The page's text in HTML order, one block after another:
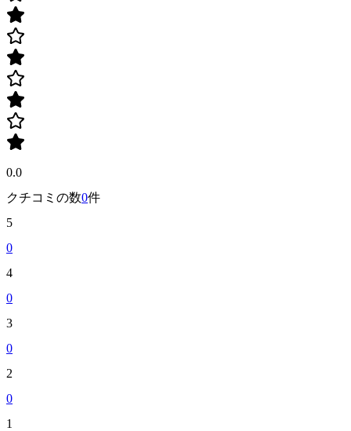
0.0
クチコミの数0件
5
0
4
0
3
0
2
0
1